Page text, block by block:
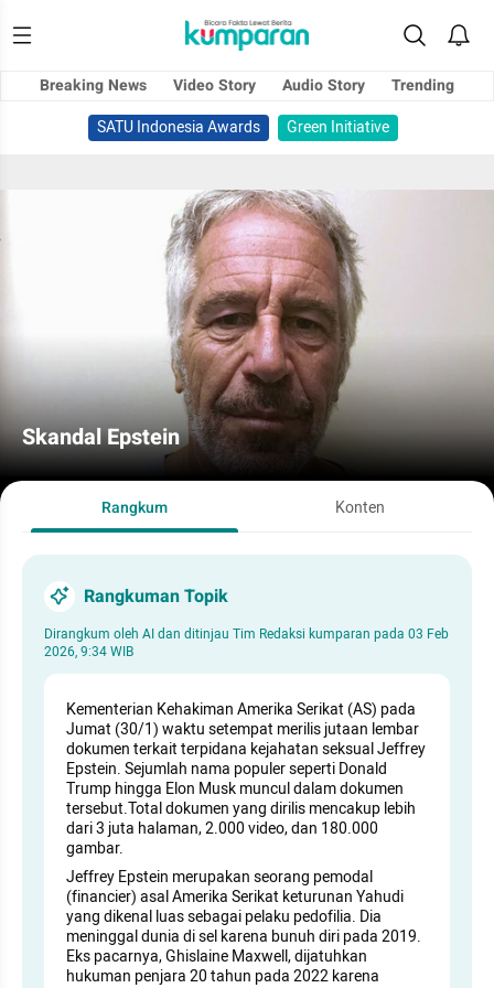
Breaking News Video Story Audio Story
Trending
SATU Indonesia Awards
Green Initiative
Skandal Epstein
Rangkum Konten
Rangkuman Topik
Dirangkum oleh AI dan ditinjau Tim Redaksi kumparan pada 03 Feb
2026, 9:34 WIB
Kementerian Kehakiman Amerika Serikat (AS) pada
Jumat (30/1) waktu setempat merilis jutaan lembar
dokumen terkait terpidana kejahatan seksual Jeffrey
Epstein. Sejumlah nama populer seperti Donald
Trump hingga Elon Musk muncul dalam dokumen
tersebut.Total dokumen yang dirilis mencakup lebih
dari 3 juta halaman, 2.000 video, dan 180.000
gambar.
Jeffrey Epstein merupakan seorang pemodal
(financier) asal Amerika Serikat keturunan Yahudi
yang dikenal luas sebagai pelaku pedofilia. Dia
meninggal dunia di sel karena bunuh diri pada 2019.
Eks pacarnya, Ghislaine Maxwell, dijatuhkan
hukuman penjara 20 tahun pada 2022 karena